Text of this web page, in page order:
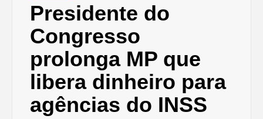
Presidente do
Congresso
prolonga MP que
libera dinheiro para
agências do INSS